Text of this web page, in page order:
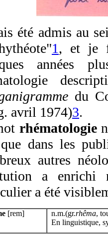
été admis au
1, et je
années
du
avril 1974)3.
rhématologie
dans les
autres
a enrichi
a été
[rem] n.m.(gr.rhêma,
En linguistique,